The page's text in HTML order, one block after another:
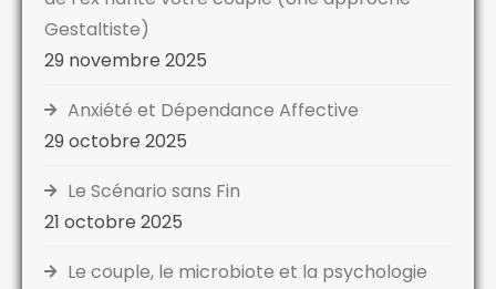
Gestaltiste)
29 novembre 2025
Anxiété et Dépendance Affective
29 octobre 2025
Le Scénario sans Fin
21 octobre 2025
Le couple, le microbiote et la psychologie